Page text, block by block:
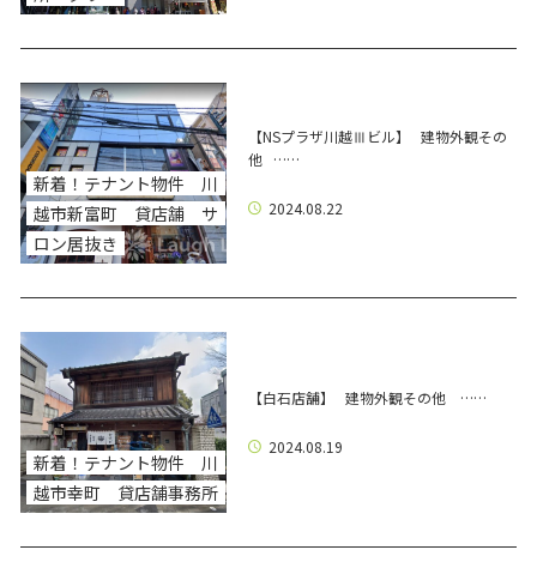
新着！テナント物件 川
越市新富町 貸店舗 サ
ロン居抜き
【NSプラザ川越Ⅲビル】 建物外観その
他 ……
2024.08.22
新着！テナント物件 川
越市幸町 貸店舗事務所
【白石店舗】 建物外観その他 ……
2024.08.19